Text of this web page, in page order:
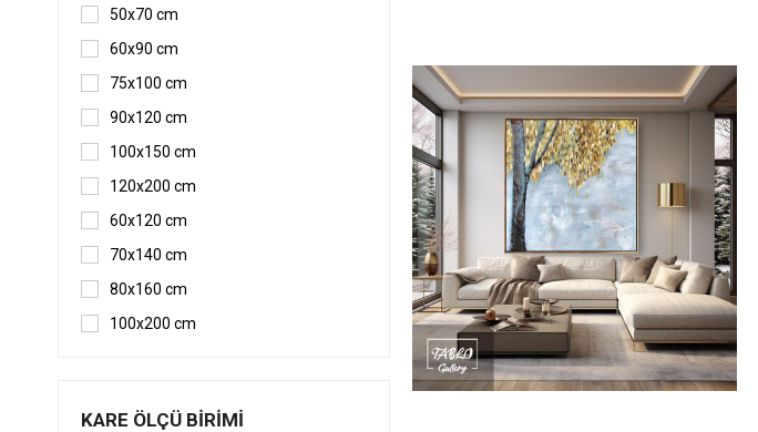
50x70 cm
60x90 cm
75x100 cm
90x120 cm
100x150 cm
120x200 cm
60x120 cm
70x140 cm
80x160 cm
100x200 cm
KARE ÖLÇÜ BIRIMI
kaliteli yağlı boya dokulu tablolar ile evinizin ya da
ofisinizin atmosferini baştan yaratın. Farklı temalar,
renkler ve boyutlarla, hayalinizdeki tabloyu
bulmanız çok kolay!
Bize Ulaşın ve Sanatı Hayatınıza Dahil Edin!
Siz de sanatın büyüsünden yararlanmak ve evinize
anlam katmak için hemen koleksiyonumuzu
keşfedin. Her biri kendine özgü olan bu tablolara
sahip olmak için birkaç adımda siparişinizi
verebilirsiniz.
Hızlı ve Güvenli Teslimat
Eserlerinizi sadece bir tıkla satın alabilir, hızlı ve
güvenli teslimat ile en kısa sürede yeni tablonuzun
keyfini çıkarabilirsiniz. Her tablo özenle paketlenir
ve size ulaşmadan önce kalite kontrolünden
geçirilir.